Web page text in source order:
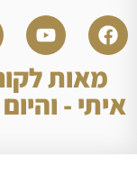
מאות
איתי -